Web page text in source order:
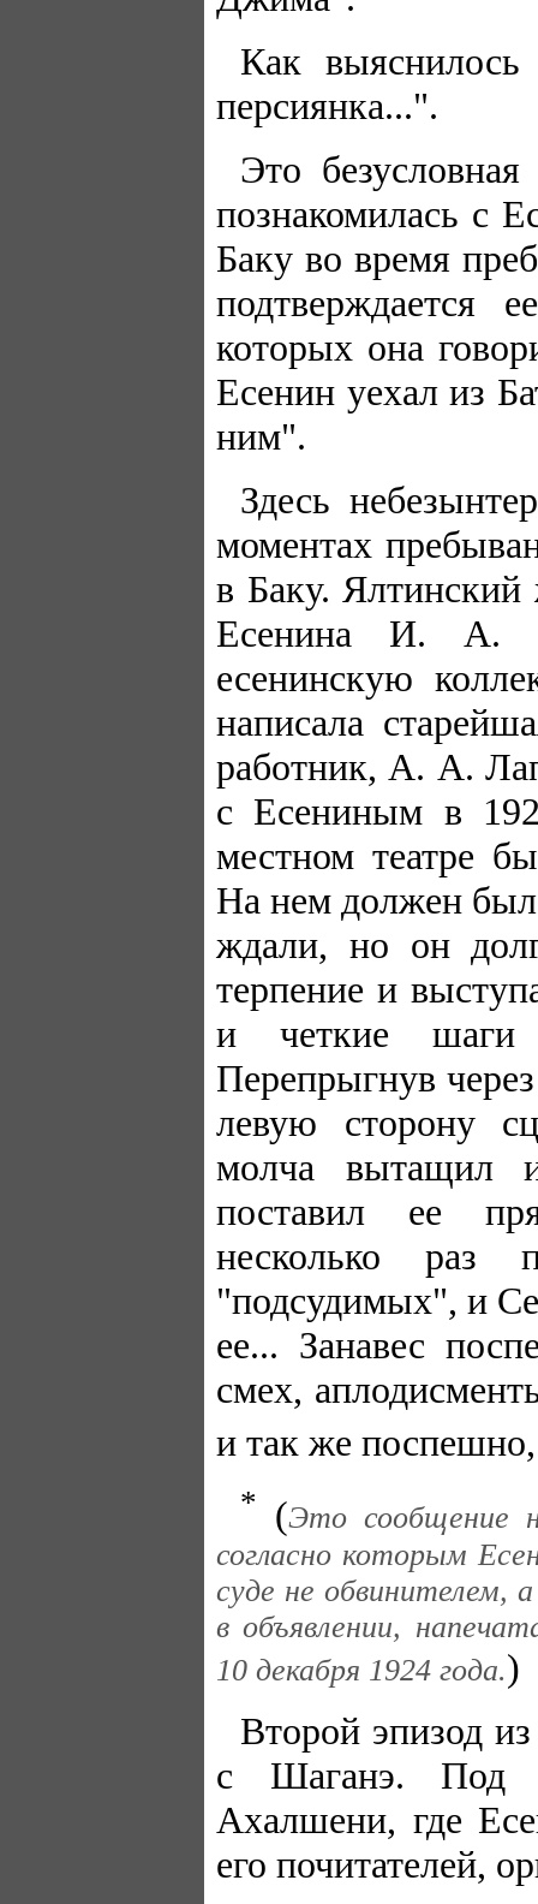
Как
персиянка...".
Это
познакомилась с
Баку во время
подтверждается
которых она
Есенин уехал из
ним".
Здесь
моментах
в Баку. Ялтинский
Есенина И. А.
есенинскую
написала
работник, А. А.
с Есениным в
местном театре
На нем должен
ждали, но он
терпение и
и четкие шаги
Перепрыгнув
левую сторону
молча вытащил
поставил ее
несколько раз
"подсудимых", и
ее... Занавес
смех,
и так же
* (Это сообщение
согласно которым
суде не обвинителем,
в объявлении,
10 декабря 1924 года.)
Второй эпизод
с Шаганэ. Под
Ахалшени, где
его почитателей,